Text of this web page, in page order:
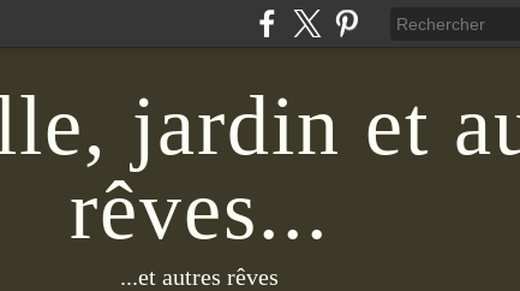
jardin et
rêves...
...et autres rêves